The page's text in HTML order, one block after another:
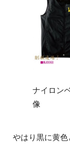
ナイロン
像
やはり黒に黄